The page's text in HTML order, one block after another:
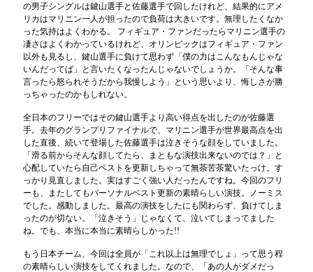
の男子シングルは鍵山選手と佐藤選手で回したけれど、結果的にアメ
リカはマリニン一人が担ったので負荷は大きいです。無理したくなか
った気持はよくわかる。 フィギュア・ファンだったらマリニン選手の
凄さはよくわかっているけれど、オリンピックはフィギュア・ファン
以外も見るし、鍵山選手に負けて思わず「僕の力はこんなもんじゃな
いんだってば」と言いたくなったんじゃないでしょうか。「そんな事
言ったら怒られそうだから我慢しよう」という思いより、悔しさが勝
っちゃったのかもしれない。
全日本のフリーではその鍵山選手より高い得点を出したのが佐藤選
手。去年のグランプリファイナルで、マリニン選手が世界最高点を出
した直後、続いて登場した佐藤選手は泣きそうな顔をしていました。
「滑る前からそんな顔してたら、まともな演技出来ないのでは？」と
心配していたら自己ベストを更新しちゃって無茶苦茶驚いたっけ。す
っかり見直しました。実はすごく強い人だったんですね。今回のフリ
ーも、またしてもパーソナルベスト更新の素晴らしい演技。ノーミス
でした。感動しました。最高の演技をしたにも関わらず、負けてしま
ったのが切ない。「泣きそう」じゃなくて、泣いてしまってました
ね。でも、本当に本当に素晴らしかった!!
もう日本チーム、今回は全員が「これ以上は無理でしょ」って思う程
の素晴らしい演技をしてくれました。なので、「あの人がダメだっ